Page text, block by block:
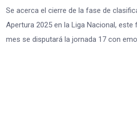
Se acerca el cierre de la fase de
Apertura 2025 en la Liga Nacional, este
mes se disputará la jornada 17 con